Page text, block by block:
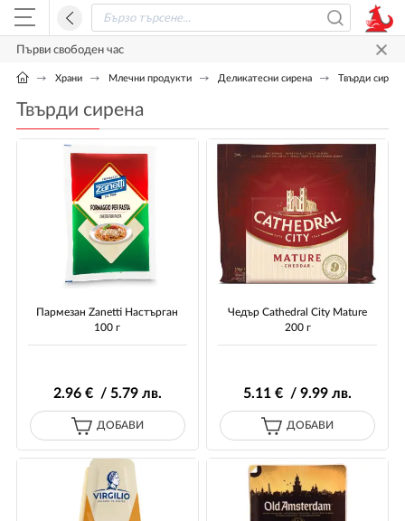
Първи свободен час
Храни Млечни продукти Деликатесни сирена Твърди сирена
Твърди сирена
Пармезан Zanetti Настърган
100 г
2.96€ / 5.79лв.
ДОБАВИ
Чедър Cathedral City Mature
200 г
5.11 € / 9.99 лв.
ДОБАВИ